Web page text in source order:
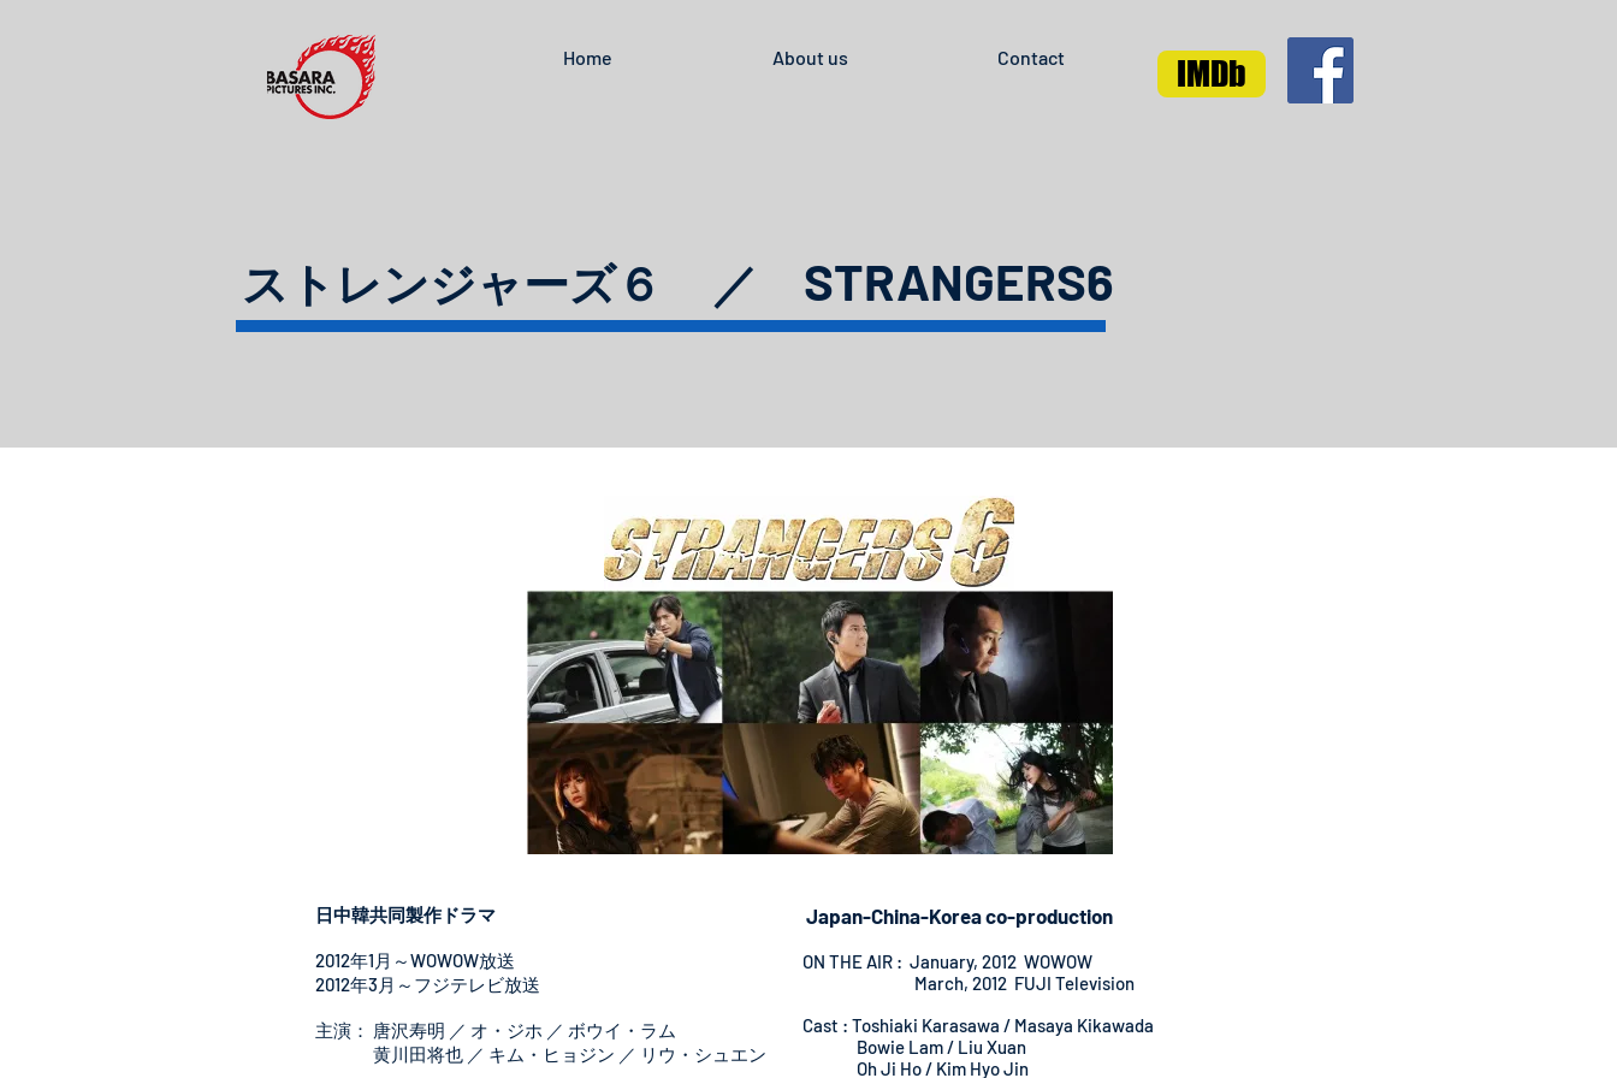
Home About us Contact IMDb
ストレンジャーズ６ ／ STRANGERS6
日中韓共同製作ドラマ​
2012年1月～WOWOW放送
2012年3月～フジテレビ放送
主演： 唐沢寿明 ／ オ・ジホ ／ ボウイ・ラム
黄川田将也 ／ キム・ヒョジン ／ リウ・シュエン
Japan-China-Korea co-production
ON THE AIR : January, 2012 WOWOW
March, 2012 FUJI Television
Cast : Toshiaki Karasawa / Masaya Kikawada
Bowie Lam / Liu Xuan
Oh Ji Ho / Kim Hyo Jin